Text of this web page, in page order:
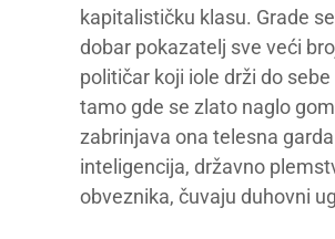
kapitalističku klasu. Grade
dobar pokazatelj sve veći
političar koji iole drži do
tamo gde se zlato naglo
zabrinjava ona telesna
inteligencija, državno
obveznika, čuvaju duhovni